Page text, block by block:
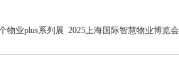
物业plus系列展 2025上海国际智慧物业博览